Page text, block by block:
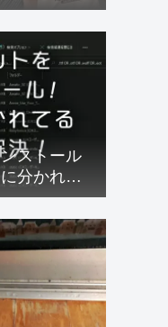
ストール
分かれて